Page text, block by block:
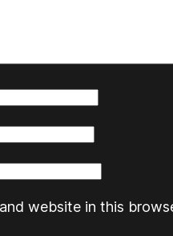
website in this